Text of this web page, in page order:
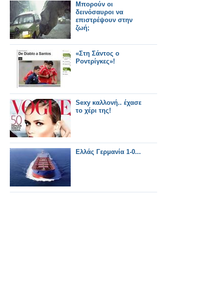
Μπορούν οι
δεινόσαυροι να
επιστρέψουν στην
ζωή;
«Στη Σάντος ο
Ροντρίγκες»!
Sexy καλλονή.. έχασε
το χέρι της!
Ελλάς Γερμανία 1-0...